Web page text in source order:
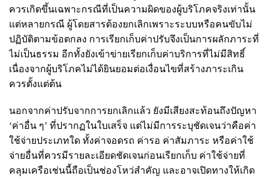
ควรเกิดขึ้นเฉพาะกรณีที่เป็นความผิดของผู้บริโภคจริงเท่านั้น
แต่หลายกรณี ผู้โดยสารต้องยกเลิกเพราะระบบหรือคนขับไม่
ปฏิบัติตามข้อตกลง การเรียกเก็บค่าปรับจึงเป็นการผลักภาระที่
ไม่เป็นธรรม อีกทั้งยังเข้าข่ายเรียกเก็บค่าบริการที่ไม่มีสิทธิ์
เนื่องจากผู้บริโภคไม่ได้ยินยอมต่อเงื่อนไขที่สร้างภาระเกิน
ควรตั้งแต่ต้น
นอกจากค่าปรับจากการยกเลิกแล้ว ยังมีเสียงสะท้อนถึงปัญหา
‘ค่าอื่น ๆ’ ที่ปรากฏในใบเสร็จ แต่ไม่มีการระบุชัดเจนว่าคือค่า
ใช้จ่ายประเภทใด ทั้งค่าจอดรถ ค่ารอ ค่าสัมภาระ หรือค่าใช้
จ่ายอื่นที่ควรมีรายละเอียดชัดเจนก่อนเรียกเก็บ ค่าใช้จ่ายที่
คลุมเครือเช่นนี้ถือเป็นช่องโหว่สำคัญ และอาจเปิดทางให้เกิด